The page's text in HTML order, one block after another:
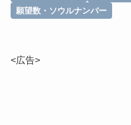
願望数・ソウルナンバー
<広告>